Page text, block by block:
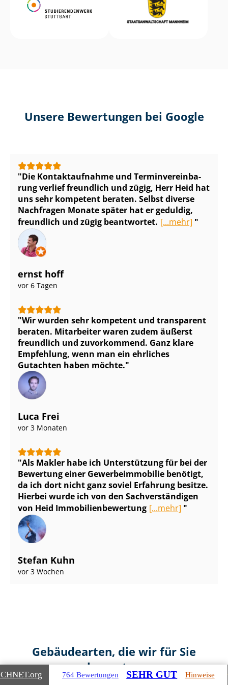
Unsere Bewertungen bei Google
Die Kontaktaufnahme und Ter­min­ver­ein­ba­
rung verlief freundlich und zügig, Herr Heid hat
uns sehr kompetent beraten. Selbst diverse
Nachfragen Monate später hat er geduldig,
freundlich und zügig beantwortet. [...mehr]
ernst hoff
vor 6 Tagen
Wir wurden sehr kompetent und transparent
beraten. Mitarbeiter waren zudem äußerst
freundlich und zuvorkommend. Ganz klare
Empfehlung, wenn man ein ehrliches
Gutachten haben möchte.
Luca Frei
vor 3 Monaten
Als Makler habe ich Unterstützung für bei der
Bewertung einer Ge­wer­be­im­mo­bi­lie benötigt,
da ich dort nicht ganz soviel Erfahrung besitze.
Hierbei wurde ich von den Sach­ver­stän­di­gen
von Heid Im­mo­bi­li­en­be­wer­tung [...mehr]
Stefan Kuhn
vor 3 Wochen
Gebäudearten, die wir für Sie
bewerten
.org 764 Bewertungen SEHR GUT Hinweise